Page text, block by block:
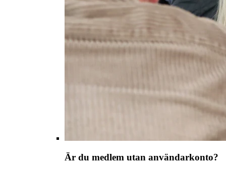
Är du medlem utan användarkonto?